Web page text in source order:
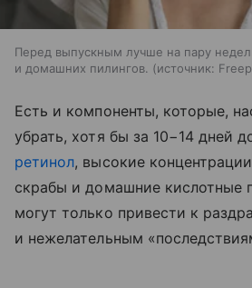
Перед выпускным лучше на пару
и домашних пилингов.
источник:
Есть и компоненты, которые,
убрать, хотя бы за 10−14 дней
ретинол, высокие
скрабы и домашние кислотные
могут только привести к
и нежелательным